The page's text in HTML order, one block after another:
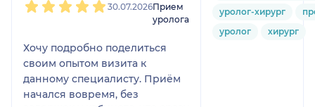
30.07.2026Прием
уролога
Хочу подробно поделиться
своим опытом визита к
данному специалисту. Приём
начался вовремя, без
уролог-хирург
уролог
хирург